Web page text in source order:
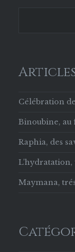
Célébration
Binoubine, au
Raphia, des
Maymana,